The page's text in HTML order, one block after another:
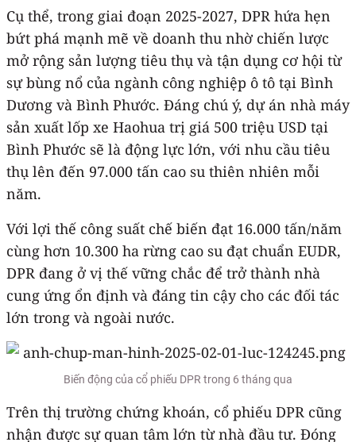
Cụ thể, trong giai đoạn 2025-2027, DPR hứa hẹn
bứt phá mạnh mẽ về doanh thu nhờ chiến lược
mở rộng sản lượng tiêu thụ và tận dụng cơ hội từ
sự bùng nổ của ngành công nghiệp ô tô tại Bình
Dương và Bình Phước. Đáng chú ý, dự án nhà máy
sản xuất lốp xe Haohua trị giá 500 triệu USD tại
Bình Phước sẽ là động lực lớn, với nhu cầu tiêu
thụ lên đến 97.000 tấn cao su thiên nhiên mỗi
năm.
Với lợi thế công suất chế biến đạt 16.000 tấn/năm
cùng hơn 10.300 ha rừng cao su đạt chuẩn EUDR,
DPR đang ở vị thế vững chắc để trở thành nhà
cung ứng ổn định và đáng tin cậy cho các đối tác
lớn trong và ngoài nước.
Biến động của cổ phiếu DPR trong 6 tháng qua
Trên thị trường chứng khoán, cổ phiếu DPR cũng
nhận được sự quan tâm lớn từ nhà đầu tư. Đóng